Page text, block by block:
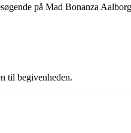
på Mad Bonanza
til begivenheden.